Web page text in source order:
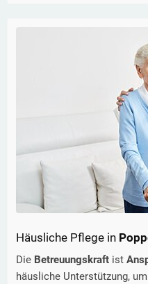
Häusliche Pflege in
Die Betreuungskraft ist
häusliche Unterstützung,